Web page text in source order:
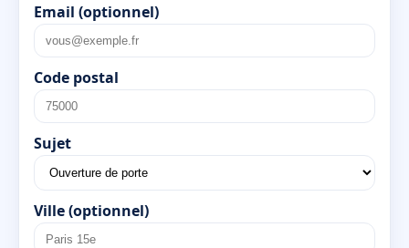
Email (optionnel)
Code postal
Sujet
Ville (optionnel)